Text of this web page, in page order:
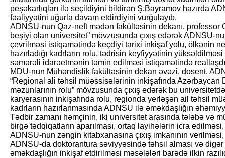
peşəkarlıqları ilə seçildiyini bildirən Ş.Bayramov hazırda
fəaliyyətini uğurla davam etdirdiyini vurğulayıb.
ADNSU-nun Qaz-neft mədən fakültəsinin dekanı, professor
beşiyi olan universitet” mövzusunda çıxış edərək ADNSU-
çevrilməsi istiqamətində keçdiyi tarixi inkişaf yolu, ölkənin
hazırladığı kadrların rolu, tədrisin keyfiyyətinin
səmərəli idarəetmənin təmin edilməsi istiqamətində
MDU-nun Mühəndislik fakültəsinin dekan əvəzi, dosent,
“Regional ali təhsil müəssisələrinin inkişafında
məzunlarının rolu” mövzusunda çıxış edərək bu
karyerasının inkişafında rolu, regionda yerləşən ail təhsil
kadrların hazırlanmasında ADNSU ilə əməkdaşlığın
Tədbir zamanı həmçinin, iki universitet arasında tələbə və
birgə tədqiqatların aparılması, ortaq layihələrin icra
ADNSU-nun zəngin kitabxanasına çıxış imkanının
ADNSU-da doktorantura səviyyəsində təhsil alması və digər
əməkdaşlığın inkişaf etdirilməsi məsələləri barədə ilkin